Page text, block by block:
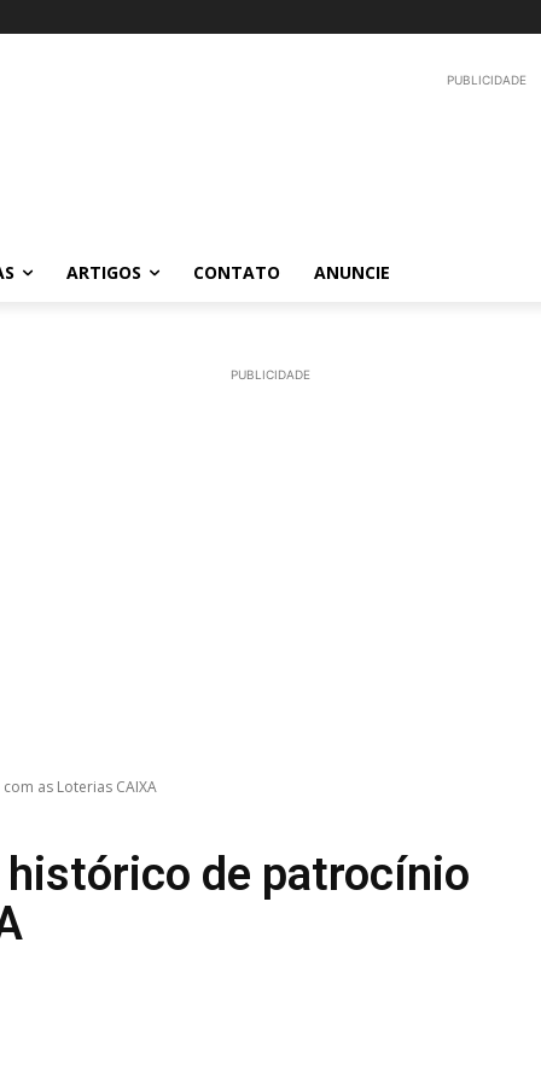
PUBLICIDADE
ARTIGOS CONTATO ANUNCIE
PUBLICIDADE
as Loterias CAIXA
de patrocínio